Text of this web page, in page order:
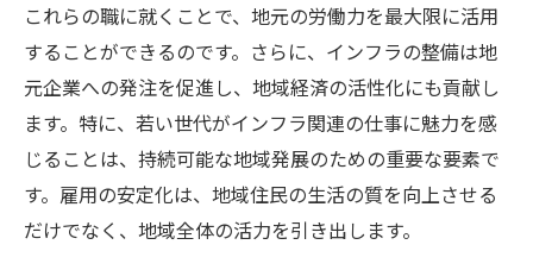
これらの職に就くことで、地元の労働力を最大限に活用
することができるのです。さらに、インフラの整備は地
元企業への発注を促進し、地域経済の活性化にも貢献し
ます。特に、若い世代がインフラ関連の仕事に魅力を感
じることは、持続可能な地域発展のための重要な要素で
す。雇用の安定化は、地域住民の生活の質を向上させる
だけでなく、地域全体の活力を引き出します。